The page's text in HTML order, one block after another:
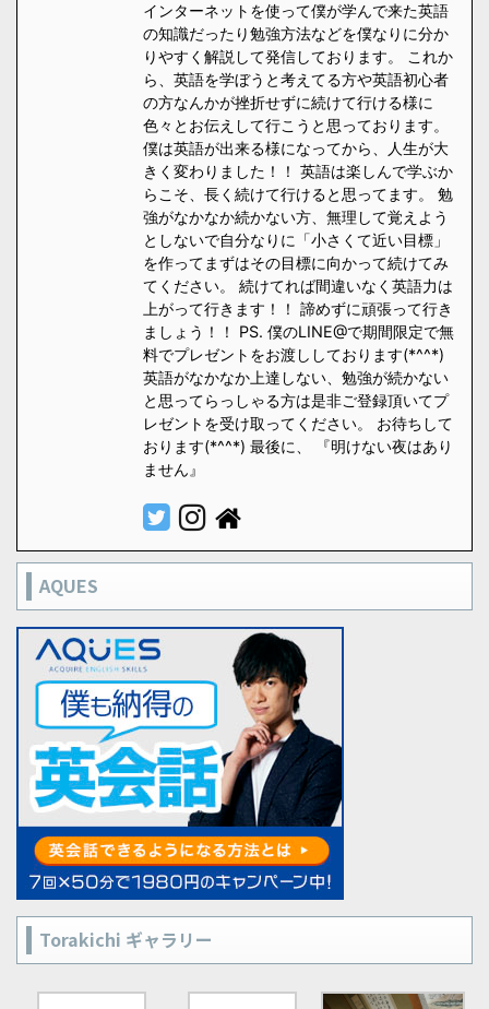
インターネットを使って僕が学んで来た英語
の知識だったり勉強方法などを僕なりに分か
りやすく解説して発信しております。 これか
ら、英語を学ぼうと考えてる方や英語初心者
の方なんかが挫折せずに続けて行ける様に
色々とお伝えして行こうと思っております。
僕は英語が出来る様になってから、人生が大
きく変わりました！！ 英語は楽しんで学ぶか
らこそ、長く続けて行けると思ってます。 勉
強がなかなか続かない方、無理して覚えよう
としないで自分なりに「小さくて近い目標」
を作ってまずはその目標に向かって続けてみ
てください。 続けてれば間違いなく英語力は
上がって行きます！！ 諦めずに頑張って行き
ましょう！！ PS. 僕のLINE@で期間限定で無
料でプレゼントをお渡ししております(*^^*)
英語がなかなか上達しない、勉強が続かない
と思ってらっしゃる方は是非ご登録頂いてプ
レゼントを受け取ってください。 お待ちして
おります(*^^*) 最後に、 『明けない夜はあり
ません』
AQUES
Torakichi ギャラリー